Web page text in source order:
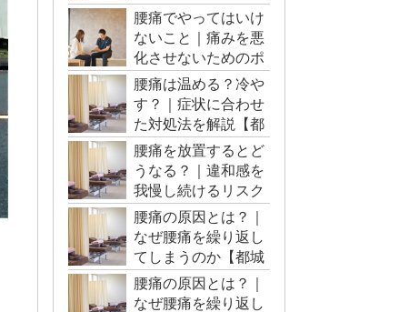
城市・三股町】
腰痛でやってはいけ
ないこと｜痛みを悪
化させないためのポ
イント【都城市・三
股町】
腰痛は温める？冷や
す？｜症状に合わせ
た対処法を解説【都
城市・三股町
腰痛を放置するとど
うなる？｜違和感を
我慢し続けるリスク
【都城市・三股町】
腰痛の原因とは？｜
なぜ腰痛を繰り返し
てしまうのか【都城
市・三股町】
腰痛の原因とは？｜
なぜ腰痛を繰り返し